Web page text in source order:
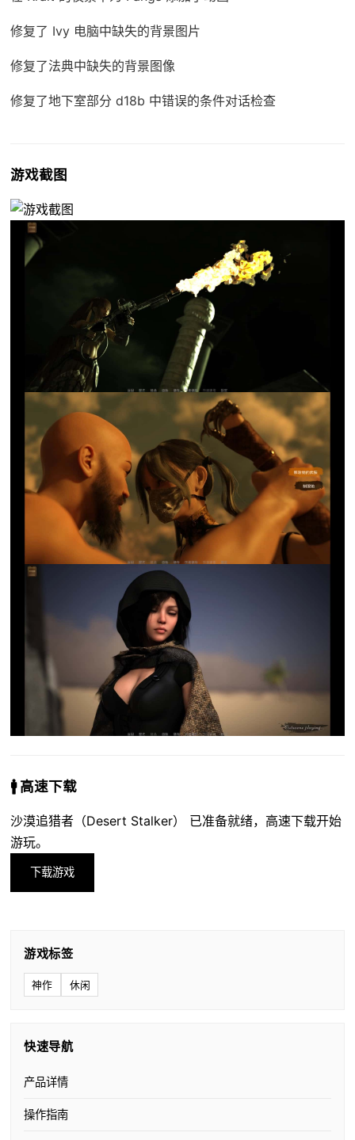
修复了 Ivy 电脑中缺失的背景图片
修复了法典中缺失的背景图像
修复了地下室部分 d18b 中错误的条件对话检查
游戏截图
🚹 高速下载
沙漠追猎者（Desert Stalker） 已准备就绪，高速下载开始
游玩。
下载游戏
游戏标签
神作 休闲
快速导航
产品详情
操作指南